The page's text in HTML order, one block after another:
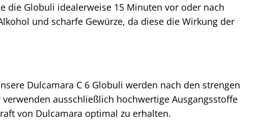
die Globuli idealerweise 15 Minuten vor oder nach
und scharfe Gewürze, da diese die Wirkung der
Dulcamara C 6 Globuli werden nach den strengen
ausschließlich hochwertige Ausgangsstoffe
von Dulcamara optimal zu erhalten.